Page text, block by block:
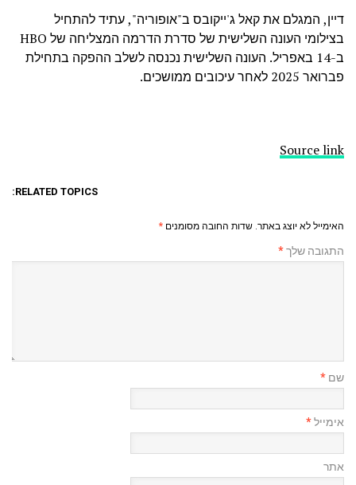
דיין, המגלם את קאל ג'ייקובס ב"אופוריה", עתיד להתחיל
בצילומי העונה השלישית של סדרת הדרמה המצליחה של HBO
ב-14 באפריל. העונה השלישית נכנסה לשלב ההפקה בתחילת
פברואר 2025 לאחר עיכובים ממושכים.
Source link
RELATED TOPICS:
האימייל לא יוצג באתר. שדות החובה מסומנים *
התגובה שלך*
שם *
אימייל*
אתר